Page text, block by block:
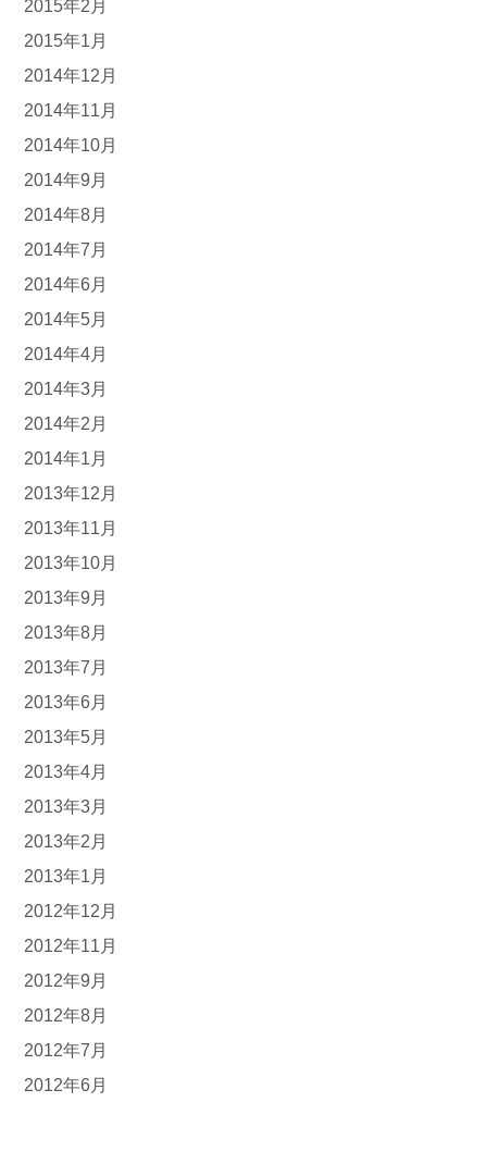
2015年2月
2015年1月
2014年12月
2014年11月
2014年10月
2014年9月
2014年8月
2014年7月
2014年6月
2014年5月
2014年4月
2014年3月
2014年2月
2014年1月
2013年12月
2013年11月
2013年10月
2013年9月
2013年8月
2013年7月
2013年6月
2013年5月
2013年4月
2013年3月
2013年2月
2013年1月
2012年12月
2012年11月
2012年9月
2012年8月
2012年7月
2012年6月